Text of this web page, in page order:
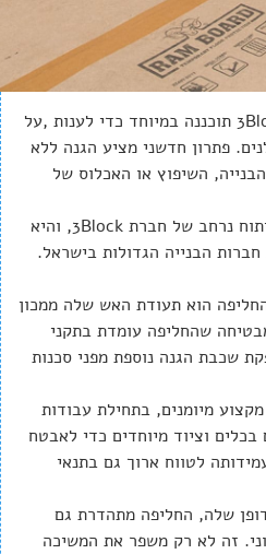
חליפת המגן למעלית מבית 3Block תוכננה במיוחד כדי לענות ,על
פתרון חדשני מציע הגנה ללא
השיפוץ או האכלוס של
חליפת המגן היא פרי מחקר ופיתוח נרחב של חברת 3Block, והיא
הבנייה הגדולות בישראל.
הוא תעודת האש שלה ממכון
שהחליפה עומדת בתקני
שכבת הגנה נוספת מפני סכנות
מיומנים, בתחילת עבודות
וציוד מיוחדים כדי לאבטח
לטווח ארוך גם בתנאי
שלה, החליפה מתהדרת גם
זה לא רק משפר את המשיכה